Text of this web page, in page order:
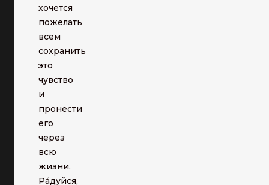
хочется
пожелать
всем
сохранить
это
чувство
и
пронести
его
через
всю
жизни.
Ра́дуйся,